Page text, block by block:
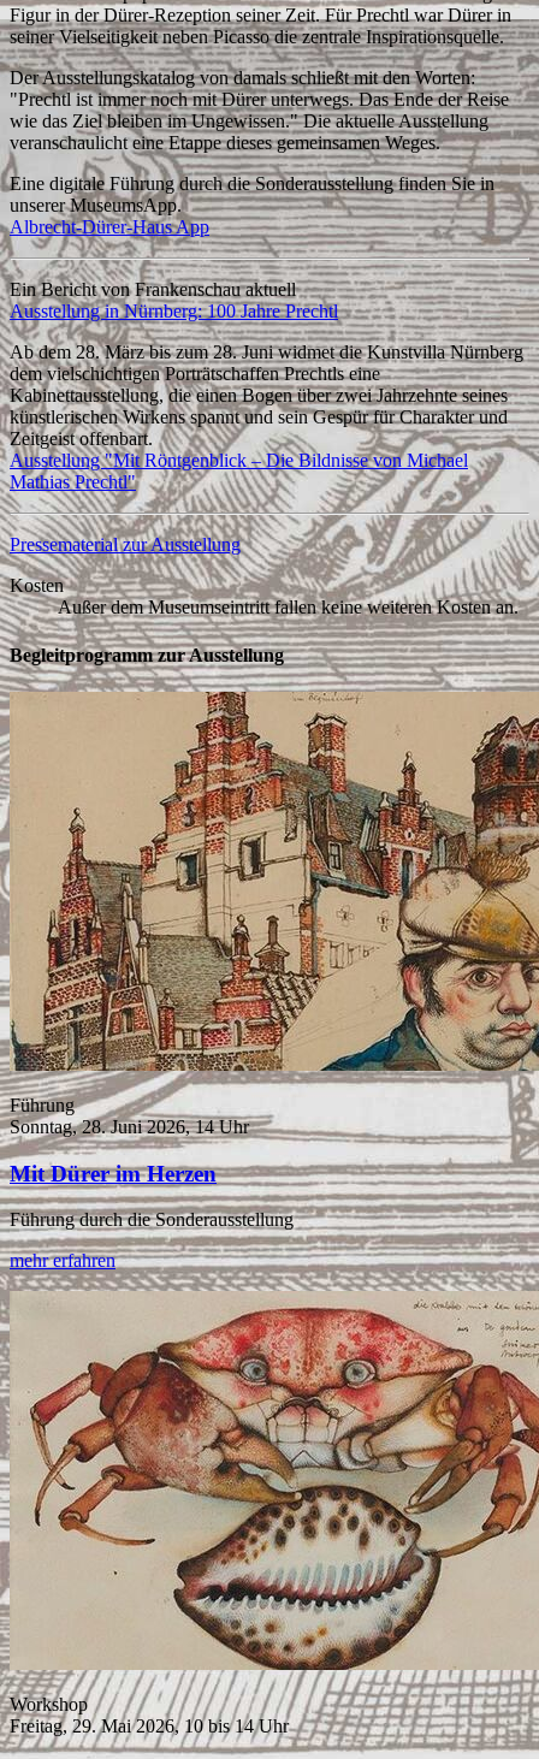
Figur in der Dürer-Rezeption seiner Zeit. Für Prechtl war Dürer in
seiner Vielseitigkeit neben Picasso die zentrale Inspirationsquelle.
Der Ausstellungskatalog von damals schließt mit den Worten:
"Prechtl ist immer noch mit Dürer unterwegs. Das Ende der Reise
wie das Ziel bleiben im Ungewissen." Die aktuelle Ausstellung
veranschaulicht eine Etappe dieses gemeinsamen Weges.
Eine digitale Führung durch die Sonderausstellung finden Sie in
unserer MuseumsApp.
Albrecht-Dürer-Haus App
Ein Bericht von Frankenschau aktuell
Ausstellung in Nürnberg: 100 Jahre Prechtl
Ab dem 28. März bis zum 28. Juni widmet die Kunstvilla Nürnberg
dem vielschichtigen Porträtschaffen Prechtls eine
Kabinettausstellung, die einen Bogen über zwei Jahrzehnte seines
künstlerischen Wirkens spannt und sein Gespür für Charakter und
Zeitgeist offenbart.
Ausstellung "Mit Röntgenblick – Die Bildnisse von Michael
Mathias Prechtl"
Pressematerial zur Ausstellung
Kosten
Außer dem Museumseintritt fallen keine weiteren Kosten an.
Begleitprogramm zur Ausstellung
Führung
Sonntag, 28. Juni 2026, 14 Uhr
Mit Dürer im Herzen
Führung durch die Sonderausstellung
mehr erfahren
Workshop
Freitag, 29. Mai 2026, 10 bis 14 Uhr